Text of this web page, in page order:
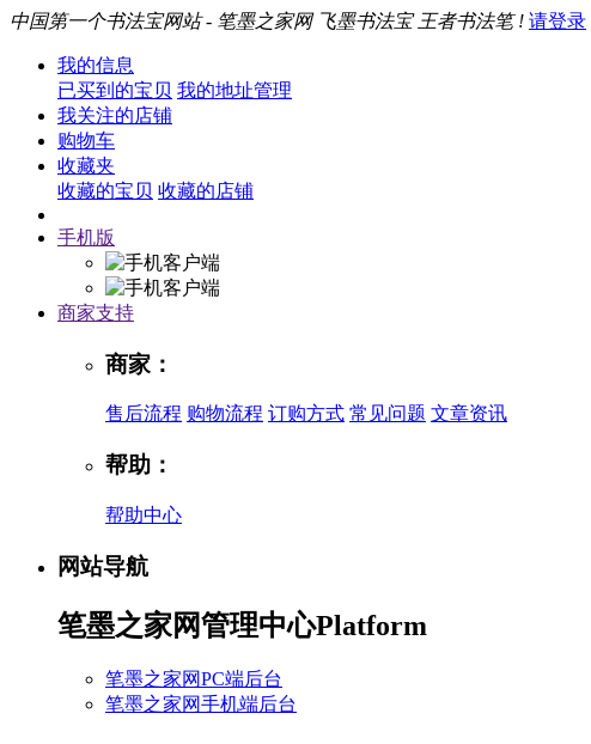
中国第一个书法宝网站 - 笔墨之家网 飞墨书法宝 王者书法笔 ! 请登录
我的信息
已买到的宝贝 我的地址管理
我关注的店铺
购物车
收藏夹
收藏的宝贝 收藏的店铺
手机版
商家支持
商家：
售后流程 购物流程 订购方式 常见问题 文章资讯
帮助：
帮助中心
网站导航
笔墨之家网管理中心Platform
笔墨之家网PC端后台
笔墨之家网手机端后台